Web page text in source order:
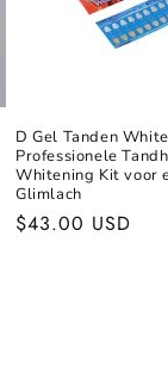
D Gel Tanden
Professionele
Whitening Kit voor
Glimlach
Normale
$43.00 USD